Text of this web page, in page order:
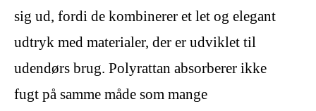
sig ud, fordi de kombinerer et let og elegant
udtryk med materialer, der er udviklet til
udendørs brug. Polyrattan absorberer ikke
fugt på samme måde som mange